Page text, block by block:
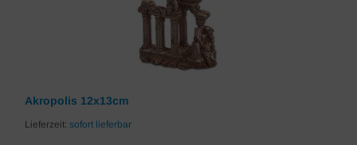
Akropolis 12x13cm
Lieferzeit: sofort lieferbar